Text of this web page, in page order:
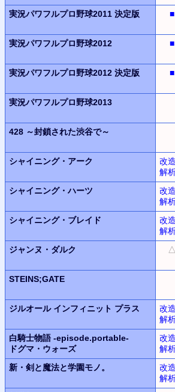
実況パワフルプロ野球2011 決定版 ■
実況パワフルプロ野球2012
■
実況パワフルプロ野球2012 決定版 ■
実況パワフルプロ野球2013
428 ～封鎖された渋谷で～
シャイニング・アーク
改
解
シャイニング・ハーツ
改
解
シャイニング・ブレイド
改
解
ジャンヌ・ダルク
△
STEINS;GATE
ジルオール インフィニット プラス
改
解
白騎士物語 -episode.portable-
ドグマ・ウォーズ
改
解
新・剣と魔法と学園モノ。
改
解